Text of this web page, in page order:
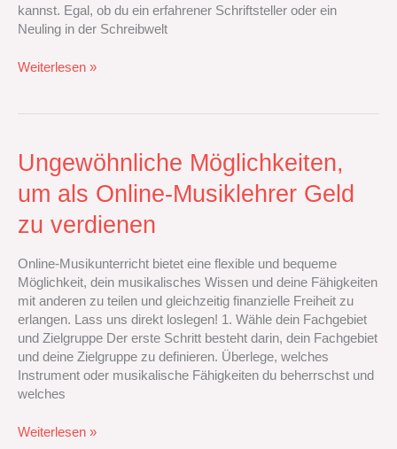
kannst. Egal, ob du ein erfahrener Schriftsteller oder ein
Neuling in der Schreibwelt
Weiterlesen »
Ungewöhnliche Möglichkeiten,
um als Online-Musiklehrer Geld
zu verdienen
Online-Musikunterricht bietet eine flexible und bequeme
Möglichkeit, dein musikalisches Wissen und deine Fähigkeiten
mit anderen zu teilen und gleichzeitig finanzielle Freiheit zu
erlangen. Lass uns direkt loslegen! 1. Wähle dein Fachgebiet
und Zielgruppe Der erste Schritt besteht darin, dein Fachgebiet
und deine Zielgruppe zu definieren. Überlege, welches
Instrument oder musikalische Fähigkeiten du beherrschst und
welches
Ungewöhnliche
Möglichkeiten,
um
Online-
Geld
zu
verdienen
Weiterlesen »